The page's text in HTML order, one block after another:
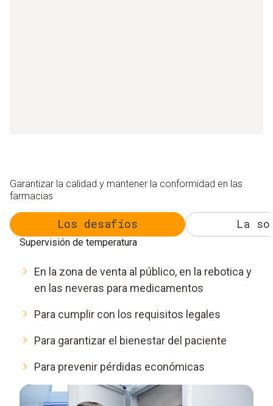
Garantizar la calidad y mantener la conformidad en las
farmacias
Los desafíos La
Supervisión de temperatura
En la zona de venta al público, en la rebotica y
en las neveras para medicamentos
Para cumplir con los requisitos legales
Para garantizar el bienestar del paciente
Para prevenir pérdidas económicas